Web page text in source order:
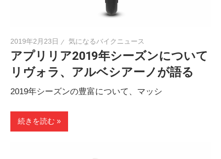
2019年2月23日 気になるバイクニュース
アプリリア2019年シーズンについて
リヴォラ、アルベシアーノが語る
2019年シーズンの豊富について、マッシ
続きを読む